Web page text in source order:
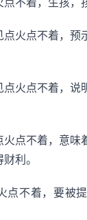
火点不着，预
火点不着，说
点不着，意味
利。
点不着，要被